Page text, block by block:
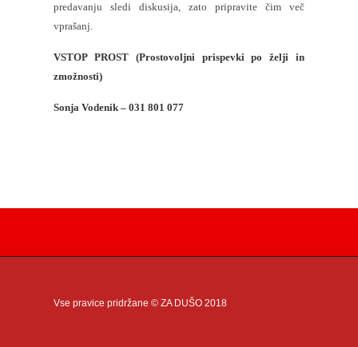
predavanju sledi diskusija, zato pripravite čim več
vprašanj.
VSTOP PROST (Prostovoljni prispevki po želji in
zmožnosti)
Sonja Vodenik – 031 801 077
Vse pravice pridržane © ZA DUŠO 2018